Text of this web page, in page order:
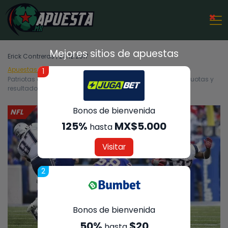
Erick Contreras | 23.12.2017
Apuestas Deportivas
NFL
Patriotas de Nueva Inglaterra vs Bills de Búfalo – Análisis, cuotas y
resultados del partido – 24/12/2017
NFL
×
Mejores sitios de apuestas
1
Bonos de bienvenida
125% hasta MX$5.000
Visitar
2
Bonos de bienvenida